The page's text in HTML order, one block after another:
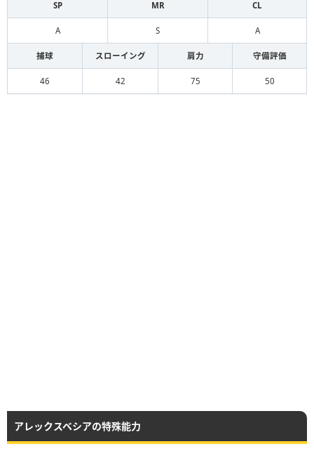
SP MR CL
A S A
捕球 スローイング 肩力 守備評価
46 42 75 50
アレックスベシアの特殊能力